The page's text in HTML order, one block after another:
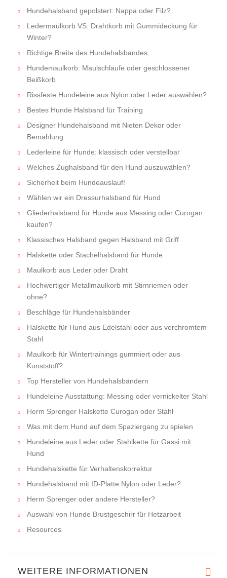
Hundehalsband gepolstert: Nappa oder Filz?
Ledermaulkorb VS. Drahtkorb mit Gummideckung für
Winter?
Richtige Breite des Hundehalsbandes
Hundemaulkorb: Maulschlaufe oder geschlossener
Beißkorb
Rissfeste Hundeleine aus Nylon oder Leder auswählen?
Bestes Hunde Halsband für Training
Designer Hundehalsband mit Nieten Dekor oder
Bemahlung
Lederleine für Hunde: klassisch oder verstellbar
Welches Zughalsband für den Hund auszuwählen?
Sicherheit beim Hundeauslauf!
Wählen wir ein Dressurhalsband für Hund
Gliederhalsband für Hunde aus Messing oder Curogan
kaufen?
Klassisches Halsband gegen Halsband mit Griff
Halskette oder Stachelhalsband für Hunde
Maulkorb aus Leder oder Draht
Hochwertiger Metallmaulkorb mit Stirnriemen oder
ohne?
Beschläge für Hundehalsbänder
Halskette für Hund aus Edelstahl oder aus verchromtem
Stahl
Maulkorb für Wintertrainings gummiert oder aus
Kunststoff?
Top Hersteller von Hundehalsbändern
Hundeleine Ausstattung: Messing oder vernickelter Stahl
Herm Sprenger Halskette Curogan oder Stahl
Was mit dem Hund auf dem Spaziergang zu spielen
Hundeleine aus Leder oder Stahlkette für Gassi mit
Hund
Hundehalskette für Verhaltenskorrektur
Hundehalsband mit ID-Platte Nylon oder Leder?
Herm Sprenger oder andere Hersteller?
Auswahl von Hunde Brustgeschirr für Hetzarbeit
Resources
WEITERE INFORMATIONEN